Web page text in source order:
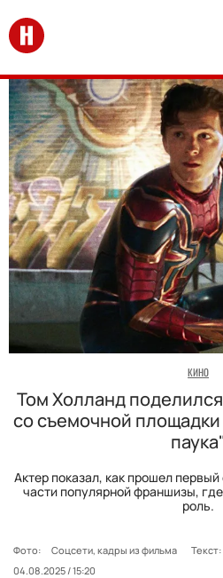
Перейти на главную
КИНО
Том Холланд
со съемочной
Актер показал, как прошел
части популярной франшизы,
роль.
Фото: Соцсети, кадры из фильма Текст:
04.08.2025 / 15:20